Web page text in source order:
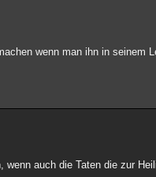
wenn man ihn in seinem
auch die Taten die zur